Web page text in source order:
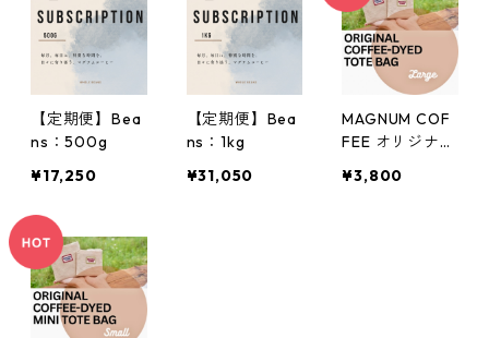
【定期便】Bea
ns：500g
¥17,250
【定期便】Bea
ns：1kg
¥31,050
MAGNUM COF
FEE オリジナル
ートバッグ
¥3,800